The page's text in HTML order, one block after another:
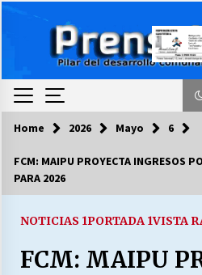
COLUMNISTA
03/08/2026
LA DC POR
Home 2026 Mayo 6
FCM: MAIPU PROYECTA INGRESOS
PARA 2026
NOTICIAS 1PORTADA 1VISTA
FCM: MAIPU